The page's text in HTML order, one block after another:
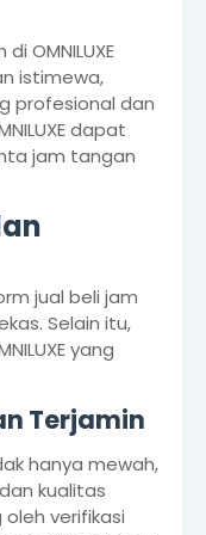
OMNILUXE
istimewa,
profesional dan
dapat
jam tangan
jual beli jam
Selain itu,
yang
Terjamin
hanya mewah,
kualitas
verifikasi